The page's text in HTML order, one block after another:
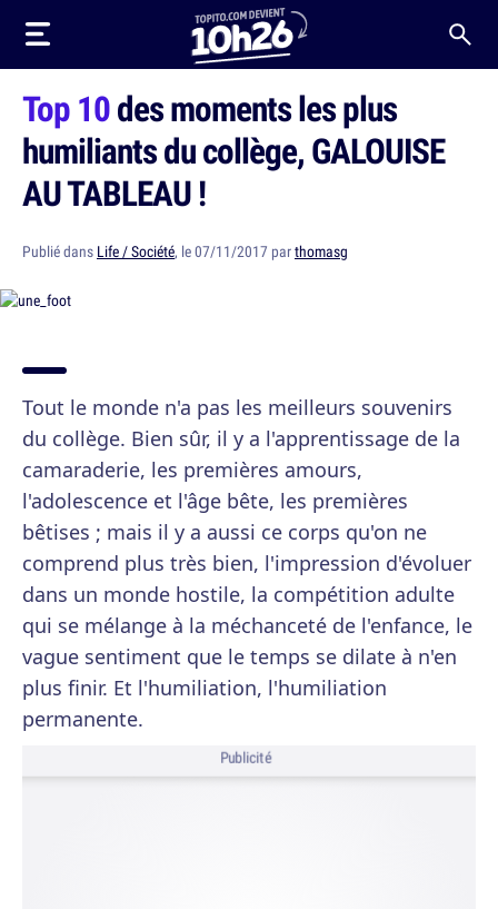
Top 10des moments les plus
humiliants du collège, GALOUISE
AU TABLEAU !
Publié dans Life / Société, le 07/11/2017 parthomasg
Tout le monde n'a pas les meilleurs souvenirs
du collège. Bien sûr, il y a l'apprentissage de la
camaraderie, les premières amours,
l'adolescence et l'âge bête, les premières
bêtises ; mais il y a aussi ce corps qu'on ne
comprend plus très bien, l'impression d'évoluer
dans un monde hostile, la compétition adulte
qui se mélange à la méchanceté de l'enfance, le
vague sentiment que le temps se dilate à n'en
plus finir. Et l'humiliation, l'humiliation
permanente.
Publicité